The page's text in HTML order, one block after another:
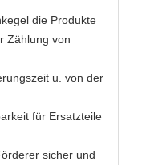
die Produkte
Zählung von
u. von der
für Ersatzteile
sicher und